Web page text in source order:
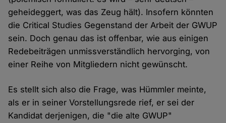
geheideggert, was das Zeug hält). Insofern könnten
die Critical Studies Gegenstand der Arbeit der GWUP
sein. Doch genau das ist offenbar, wie aus einigen
Redebeiträgen unmissverständlich hervorging, von
einer Reihe von Mitgliedern nicht gewünscht.
Es stellt sich also die Frage, was Hümmler meinte,
als er in seiner Vorstellungsrede rief, er sei der
Kandidat derjenigen, die "die alte GWUP"